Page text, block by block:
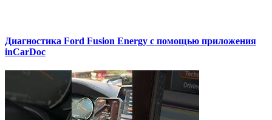
Диагностика Ford Fusion Energy с помощью приложения
inCarDoc